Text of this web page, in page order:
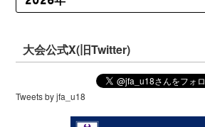
大会公式X(旧Twitter)
Tweets by jfa_u18